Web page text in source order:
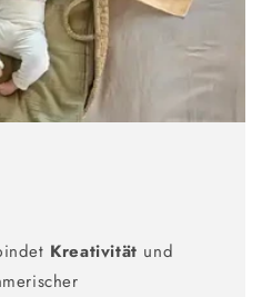
Kreativität und